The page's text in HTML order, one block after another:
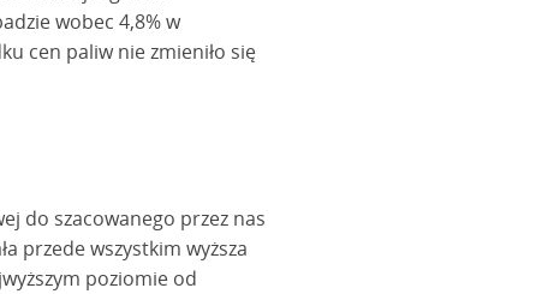
wobec 4,8% w
cen paliw nie zmieniło się
do szacowanego przez nas
przede wszystkim wyższa
poziomie od